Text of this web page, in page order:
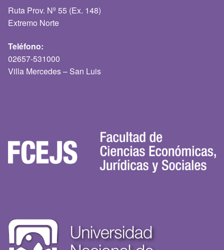
Ruta Prov. Nº 55 (Ex. 148)
Extremo Norte
Teléfono:
02657-531000
Villa Mercedes – San Luis